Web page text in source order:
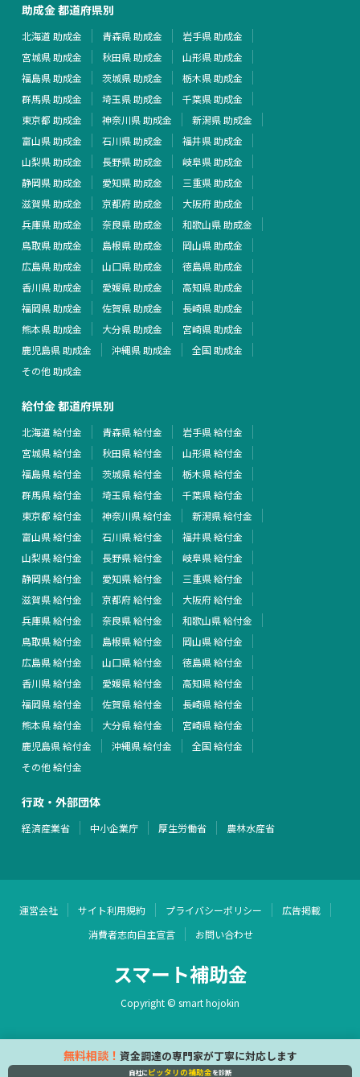
助成金 都道府県別
北海道 助成金 青森県 助成金
岩手県 助成金
宮城県 助成金
秋田県 助成金
山形県 助成金
福島県 助成金
茨城県 助成金
栃木県 助成金
群馬県 助成金
埼玉県 助成金
千葉県 助成金
東京都 助成金
神奈川県 助成金
新潟県 助成金
富山県 助成金
石川県 助成金
福井県 助成金
山梨県 助成金
長野県 助成金
岐阜県 助成金
静岡県 助成金
愛知県 助成金
三重県 助成金
滋賀県 助成金
京都府 助成金
大阪府 助成金
兵庫県 助成金
奈良県 助成金
和歌山県 助成金
鳥取県 助成金
島根県 助成金
岡山県 助成金
広島県 助成金
山口県 助成金
徳島県 助成金
香川県 助成金
愛媛県 助成金
高知県 助成金
福岡県 助成金
佐賀県 助成金
長崎県 助成金
熊本県 助成金
大分県 助成金
宮崎県 助成金
鹿児島県 助成金
沖縄県 助成金
全国 助成金
その他 助成金
給付金 都道府県別
北海道 給付金 青森県 給付金
岩手県 給付金
宮城県 給付金
秋田県 給付金
山形県 給付金
福島県 給付金
茨城県 給付金
栃木県 給付金
群馬県 給付金
埼玉県 給付金
千葉県 給付金
東京都 給付金
神奈川県 給付金
新潟県 給付金
富山県 給付金
石川県 給付金
福井県 給付金
山梨県 給付金
長野県 給付金
岐阜県 給付金
静岡県 給付金
愛知県 給付金
三重県 給付金
滋賀県 給付金
京都府 給付金
大阪府 給付金
兵庫県 給付金
奈良県 給付金
和歌山県 給付金
鳥取県 給付金
島根県 給付金
岡山県 給付金
広島県 給付金
山口県 給付金
徳島県 給付金
香川県 給付金
愛媛県 給付金
高知県 給付金
福岡県 給付金
佐賀県 給付金
長崎県 給付金
熊本県 給付金
大分県 給付金
宮崎県 給付金
鹿児島県 給付金
沖縄県 給付金
全国 給付金
その他 給付金
行政・外部団体
経済産業省 中小企業庁 厚生労働省 農林水産省
運営会社 サイト利用規約 プライバシーポリシー
広告掲載
消費者志向自主宣言
お問い合わせ
スマート補助金
Copyright © smart hojokin
無料相談！ 資金調達の専門家が丁寧に対応します
自社にピッタリの補助金を診断